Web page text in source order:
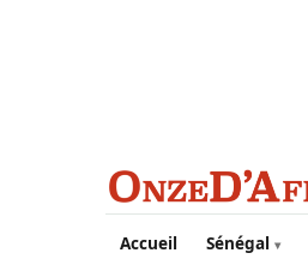
Aller au contenu principal
Accueil Sénégal